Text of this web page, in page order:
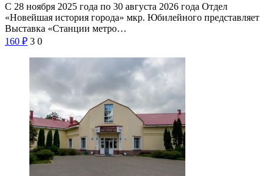
С 28 ноября 2025 года по 30 августа 2026 года Отдел
«Новейшая история города» мкр. Юбилейного представляет
Выставка «Станции метро…
160 ₽ 3 0